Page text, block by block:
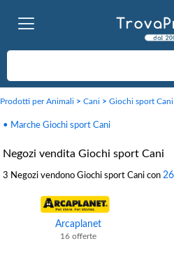
Prodotti per Animali > Cani > Giochi sport Cani
• Marche Giochi sport Cani
Negozi vendita Giochi sport Cani
3 Negozi vendono Giochi sport Cani con
Arcaplanet
16 offerte